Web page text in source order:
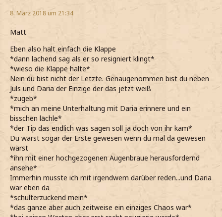
8. März 2018 um 21:34
Matt
Eben also halt einfach die Klappe
*dann lachend sag als er so resigniert klingt*
*wieso die Klappe halte*
Nein du bist nicht der Letzte. Genaugenommen bist du neben
Juls und Daria der Einzige der das jetzt weiß
*zugeb*
*mich an meine Unterhaltung mit Daria erinnere und ein
bisschen lächle*
*der Tip das endlich was sagen soll ja doch von ihr kam*
Du wärst sogar der Erste gewesen wenn du mal da gewesen
wärst
*ihn mit einer hochgezogenen Augenbraue herausfordernd
ansehe*
Immerhin musste ich mit irgendwem darüber reden...und Daria
war eben da
*schulterzuckend mein*
*das ganze aber auch zeitweise ein einziges Chaos war*